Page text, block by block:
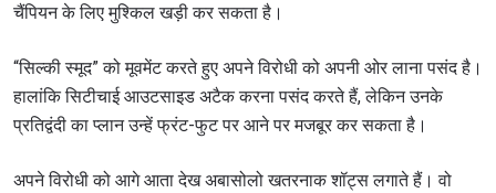
चैंपियन के लिए मुश्किल खड़ी कर सकता है।
“सिल्की स्मूद” को मूवमेंट करते हुए अपने विरोधी को अपनी ओर लाना पसंद है।
हालांकि सिटीचाई आउटसाइड अटैक करना पसंद करते हैं, लेकिन उनके
प्रतिद्वंदी का प्लान उन्हें फ्रंट-फुट पर आने पर मजबूर कर सकता है।
अपने विरोधी को आगे आता देख अबासोलो खतरनाक शॉट्स लगाते हैं। वो